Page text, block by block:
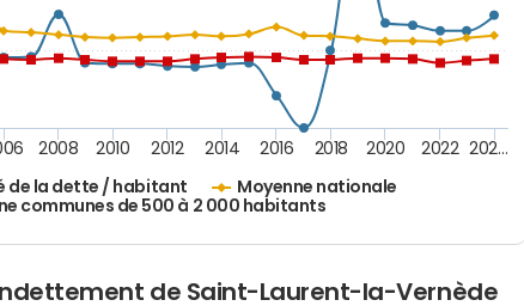
de la dette / habitant
Moyenne nationale
communes de 500 à 2 000 habitants
2008 2010 2012 2014 2016 2018 2020 2022 202…
de Saint-Laurent-la-Vernède